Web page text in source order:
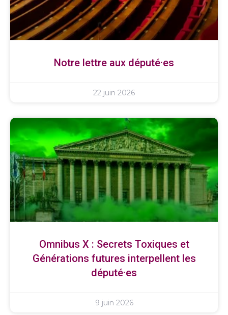
Notre lettre aux député·es
22 juin 2026
Omnibus X : Secrets Toxiques et
Générations futures interpellent les
député·es
9 juin 2026